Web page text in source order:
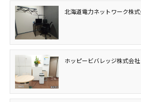
北海道電力ネットワーク株式
ホッピービバレッジ株式会社